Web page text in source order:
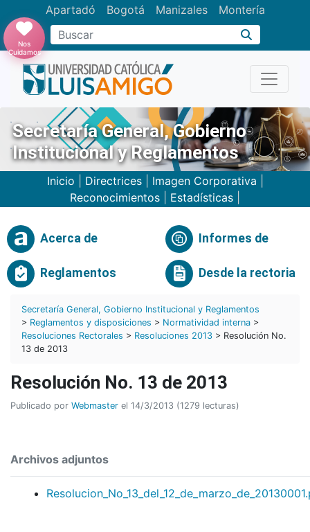
Apartadó Bogotá Manizales Montería
Buscar
Nos
Cuidamos
Secretaría General, Gobierno
Institucional y Reglamentos
Inicio Directrices| Imagen Corporativa
Reconocimientos
Estadísticas
Acerca de Informes de
Reglamentos Desde la rectoria
Secretaría General, Gobierno Institucional y Reglamentos
> Reglamentos y disposiciones > Normatividad interna >
Resoluciones Rectorales > Resoluciones 2013 > Resolución No.
13 de 2013
Resolución No. 13 de 2013
Publicado por Webmaster el 14/3/2013 (1279 lecturas)
Archivos adjuntos